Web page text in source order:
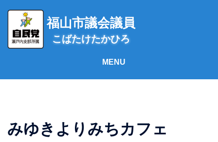
ス
福山市議会議員
こばたけたかひろ
みゆきよりみちカフェ